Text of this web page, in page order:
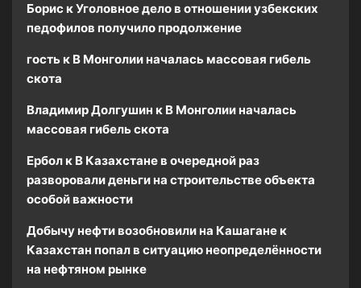
Борис кУголовное дело в отношении узбекских
педофилов получило продолжение
гость к В Монголии началась массовая гибель
скота
Владимир Долгушин к В Монголии началась
массовая гибель скота
Ербол к В Казахстане в очередной раз
разворовали деньги на строительстве объекта
особой важности
Добычу нефти возобновили на Кашагане к
Казахстан попал в ситуацию неопределённости
на нефтяном рынке